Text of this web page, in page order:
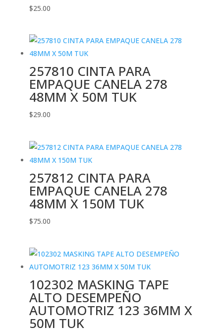
$25.00
257810 CINTA PARA
EMPAQUE CANELA 278
48MM X 50M TUK
$29.00
257812 CINTA PARA
EMPAQUE CANELA 278
48MM X 150M TUK
$75.00
102302 MASKING TAPE
ALTO DESEMPEÑO
AUTOMOTRIZ 123 36MM X
50M TUK